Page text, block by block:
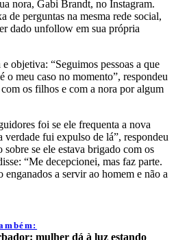
nora, Gabi Brandt, no Instagram.
de perguntas na mesma rede social,
dado unfollow em sua própria
objetiva: “Seguimos pessoas a que
o meu caso no momento”, respondeu
os filhos e com a nora por algum
foi se ele frequenta a nova
verdade fui expulso de lá”, respondeu
se ele estava brigado com os
“Me decepcionei, mas faz parte.
enganados a servir ao homem e não a
mulher dá à luz estando